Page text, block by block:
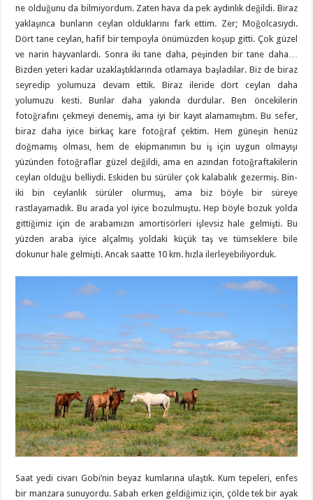
ne olduğunu da bilmiyordum. Zaten hava da pek aydınlık değildi. Biraz
yaklaşınca bunların ceylan olduklarını fark ettim. Zer; Moğolcasıydı.
Dört tane ceylan, hafif bir tempoyla önümüzden koşup gitti. Çok güzel
ve narin hayvanlardı. Sonra iki tane daha, peşinden bir tane daha…
Bizden yeteri kadar uzaklaştıklarında otlamaya başladılar. Biz de biraz
seyredip yolumuza devam ettik. Biraz ileride dört ceylan daha
yolumuzu kesti. Bunlar daha yakında durdular. Ben öncekilerin
fotoğrafını çekmeyi denemiş, ama iyi bir kayıt alamamıştım. Bu sefer,
biraz daha iyice birkaç kare fotoğraf çektim. Hem güneşin henüz
doğmamış olması, hem de ekipmanımın bu iş için uygun olmayışı
yüzünden fotoğraflar güzel değildi, ama en azından fotoğraftakilerin
ceylan olduğu belliydi. Eskiden bu sürüler çok kalabalık gezermiş. Bin-
iki bin ceylanlık sürüler olurmuş, ama biz böyle bir süreye
rastlayamadık. Bu arada yol iyice bozulmuştu. Hep böyle bozuk yolda
gittiğimiz için de arabamızın amortisörleri işlevsiz hale gelmişti. Bu
yüzden araba iyice alçalmış yoldaki küçük taş ve tümseklere bile
dokunur hale gelmişti. Ancak saatte 10 km. hızla ilerleyebiliyorduk.
Saat yedi civarı Gobi’nin beyaz kumlarına ulaştık. Kum tepeleri, enfes
bir manzara sunuyordu. Sabah erken geldiğimiz için, çölde tek bir ayak